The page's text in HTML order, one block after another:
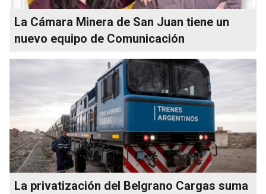
La Cámara Minera de San Juan tiene un
nuevo equipo de Comunicación
La privatización del Belgrano Cargas suma